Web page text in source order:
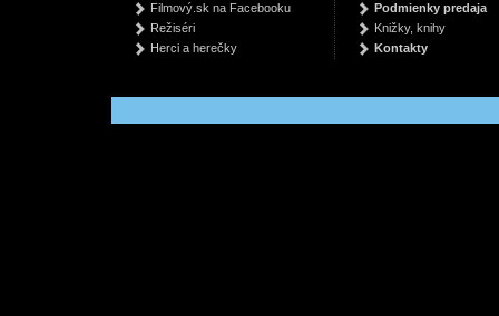
Filmový.sk na Facebooku
Režiséri
Herci a herečky
Podmienky predaja
Knižky, knihy
Kontakty